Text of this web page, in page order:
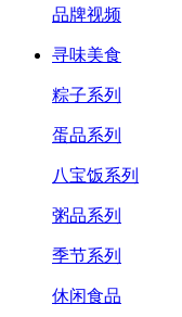
品牌视频
寻味美食
粽子系列
蛋品系列
八宝饭系列
粥品系列
季节系列
休闲食品